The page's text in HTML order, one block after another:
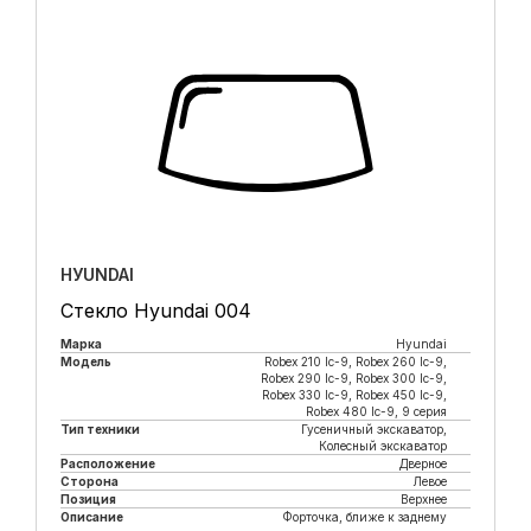
HУUNDAI
Стекло Hyundai 004
Марка
Hyundai
Модель
Robeх 210 lc-9, Robex 260 lc-9,
Robex 290 lc-9, Robex 300 lc-9,
Robex 330 lc-9, Robex 450 lc-9,
Robex 480 lc-9, 9 серия
Тип техники
Гусеничный экскаватор,
Колесный экскаватор
Расположение
Дверное
Сторона
Левое
Позиция
Верхнее
Описание
Форточка, ближе к заднему